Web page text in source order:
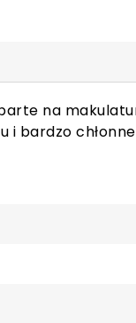
na
i bardzo